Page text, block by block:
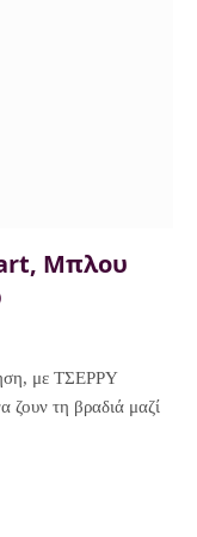
Μπλου
με ΤΣΕΡΡΥ
τη βραδιά μαζί